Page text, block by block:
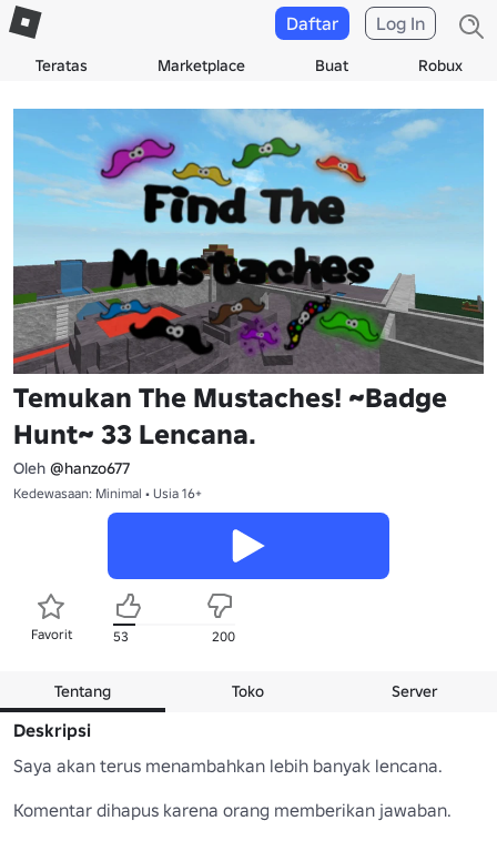
Teratas Marketplace Buat Robux
Daftar Log In
Temukan The Mustaches! ~Badge
Hunt~ 33 Lencana.
Oleh @hanzo677
Kedewasaan: Minimal • Usia 16+
Favorit 53 200
Tentang Toko Server
Deskripsi
Saya akan terus menambahkan lebih banyak lencana.
Komentar dihapus karena orang memberikan jawaban.